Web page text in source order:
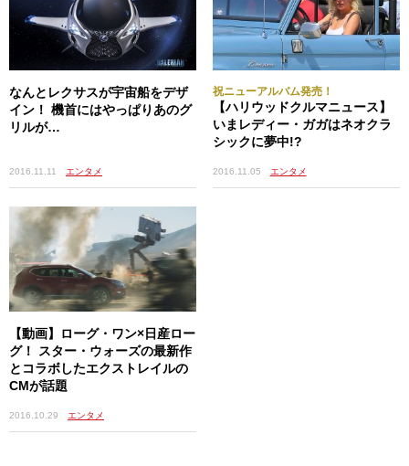
なんとレクサスが宇宙船をデザ
イン！ 機首にはやっぱりあのグ
リルが…
2016.11.11 エンタメ
祝ニューアルバム発売！
【ハリウッドクルマニュース】
いまレディー・ガガはネオクラ
シックに夢中!?
2016.11.05 エンタメ
【動画】ローグ・ワン×日産ロー
グ！ スター・ウォーズの最新作
とコラボしたエクストレイルの
CMが話題
2016.10.29 エンタメ